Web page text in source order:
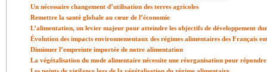
Un nécessaire changement d’utilisation des terres agricoles
Remettre la santé globale au cœur de l’économie
L’alimentation, un levier majeur pour atteindre les objectifs de développement
Évolution des impacts environnementaux des régimes alimentaires des Français
Diminuer l’empreinte importée de notre alimentation
La végétalisation du mode alimentaire nécessite une réorganisation pour